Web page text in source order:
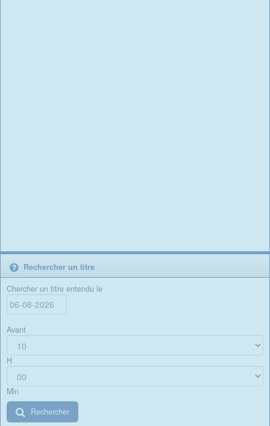
Rechercher un titre
Chercher un titre entendu le
Avant
H
Min
Rechercher